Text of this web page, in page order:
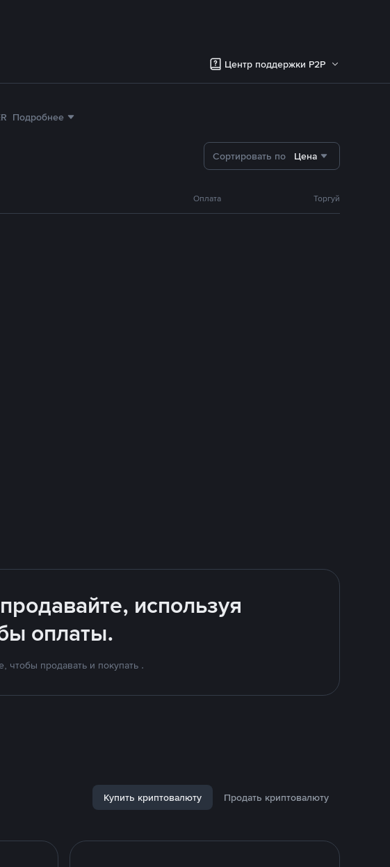
Центр поддержки P2P
Подробнее
Сортировать по Цена
Оплата Торгуй
используя
оплаты.
продавать и покупать .
Купить криптовалюту Продать криптовалюту